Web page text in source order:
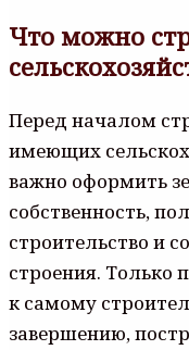
Что можно
Перед началом
имеющих
важно оформить
собственность,
строительство и
строения. Только
к самому
завершению,